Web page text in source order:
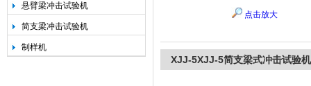
悬臂梁冲击试验机
简支梁冲击试验机
制样机
点击放大
XJJ-5XJJ-5简支梁式冲击试验